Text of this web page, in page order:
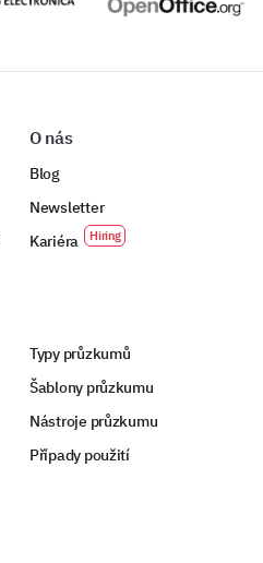
O nás
Blog
Newsletter
Kariéra
Typy průzkumů
Šablony průzkumu
Nástroje průzkumu
Případy použití